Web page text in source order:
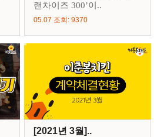
랜차이즈 300’이..
05.07 조회: 9370
[2021년 3월]..